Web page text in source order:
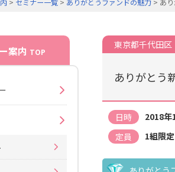
> セミナー一覧 > ありがとうファンドの魅力 > あ
東京都千代田区
ありがとう
日時 2018年
定員
1組限
案内 TOP